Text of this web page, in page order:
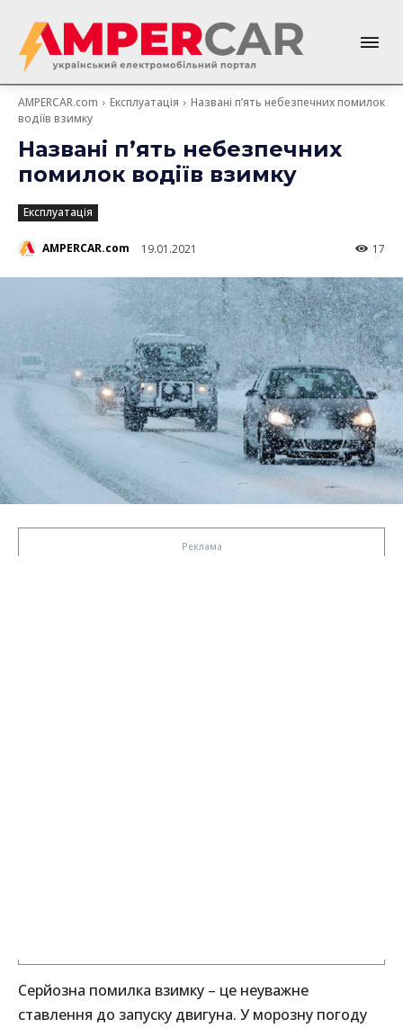
AMPERCAR.com Експлуатація
Названі п’ять небезпечних помилок
водіїв взимку
Названі п’ять небезпечних
помилок водіїв взимку
Експлуатація
AMPERCAR.com 19.01.2021 17
Серйозна помилка взимку – це неуважне
ставлення до запуску двигуна. У морозну погоду